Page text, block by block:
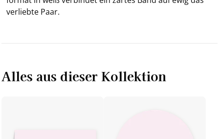
ver­lieb­te Paar.
Alles aus dieser Kollektion